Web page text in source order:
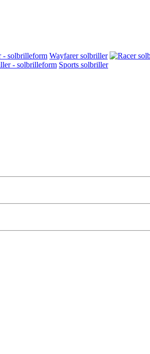
Wayfarer solbriller
Sports solbriller